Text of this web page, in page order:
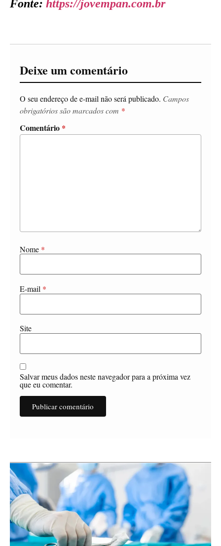
Fonte: https://jovempan.com.br
Deixe um comentário
O seu endereço de e-mail não será publicado. Campos
obrigatórios são marcados com *
Comentário *
Nome *
E-mail *
Site
Salvar meus dados neste navegador para a próxima vez
que eu comentar.